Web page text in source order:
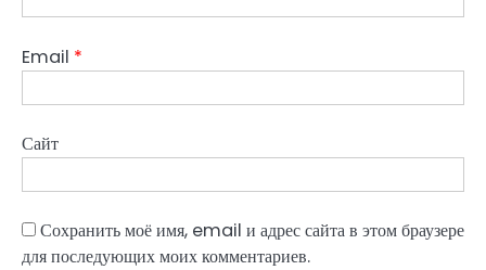
Email *
Сайт
Сохранить моё имя, email и адрес сайта в этом браузере
для последующих моих комментариев.